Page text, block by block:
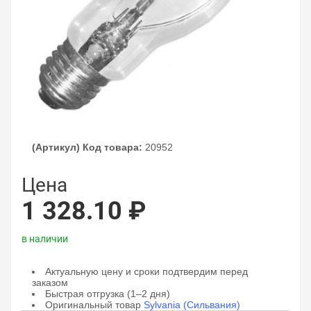
(Артикул) Код товара: 20952
Цена
1 328.10 ₽
в наличии
Актуальную цену и сроки подтвердим перед
заказом
Быстрая отгрузка (1–2 дня)
Оригинальный товар Sylvania (Сильвания)